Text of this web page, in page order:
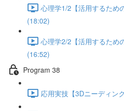
心理学1/2【活用するため
(18:02)
心理学2/2【活用するため
(16:52)
Program 38
応用実技【3Dニーディン